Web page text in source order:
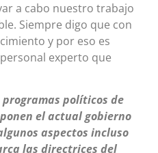
a cabo nuestro trabajo
Siempre digo que con
y por eso es
experto que
políticos de
el actual gobierno
aspectos incluso
las directrices del